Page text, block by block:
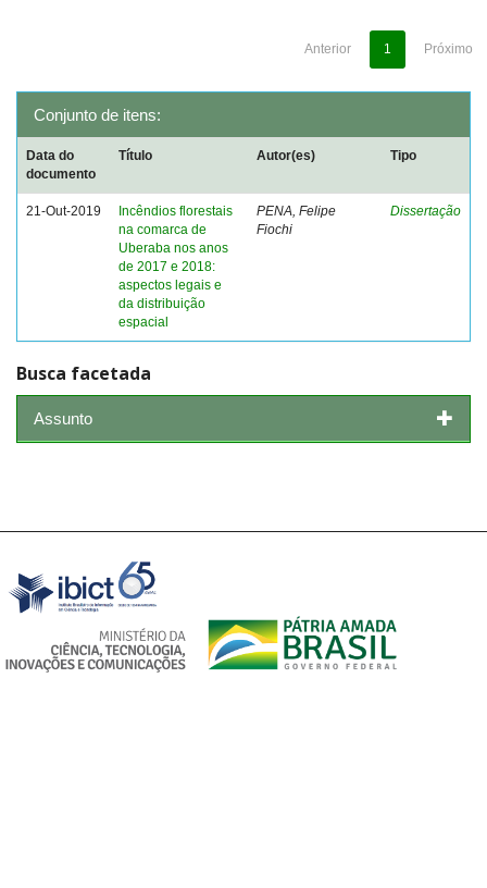
Anterior 1 Próximo
Conjunto de itens:
Data do
documento
Título Autor(es) Tipo
21-Out-2019
Incêndios florestais
na comarca de
Uberaba nos anos
de 2017 e 2018:
aspectos legais e
da distribuição
espacial
PENA, Felipe
Fiochi
Dissertação
Busca facetada
Assunto